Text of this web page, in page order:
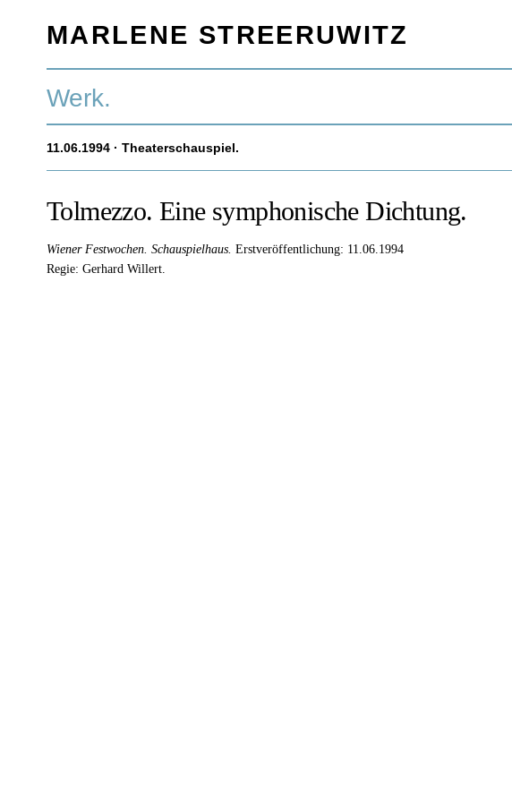
MARLENE STREERUWITZ
Werk.
11.06.1994 · Theaterschauspiel.
Tolmezzo. Eine symphonische Dichtung.
Wiener Festwochen. Schauspielhaus. Erstveröffentlichung: 11.06.1994
Regie: Gerhard Willert.